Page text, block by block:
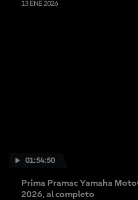
13 ENE 2026
01:54:50
Prima Pramac Yamaha
2026, al completo